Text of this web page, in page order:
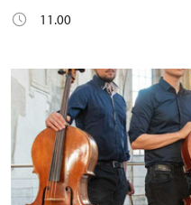
11.00